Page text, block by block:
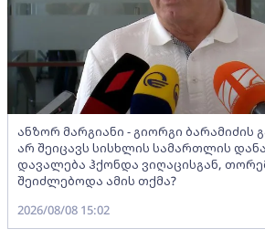
ანზორ მარგიანი - გიორგი ბარამიძის
არ შეიცავს სისხლის სამართლის
დავალება ჰქონდა ვიღაცისგან,
შეიძლებოდა ამის თქმა?
2026/08/08 15:02